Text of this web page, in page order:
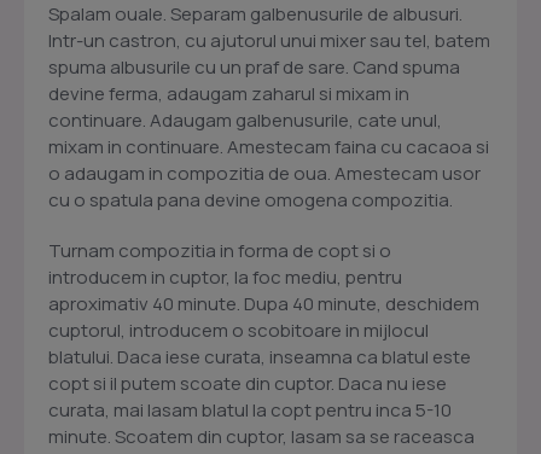
Spalam ouale. Separam galbenusurile de albusuri.
Intr-un castron, cu ajutorul unui mixer sau tel, batem
spuma albusurile cu un praf de sare. Cand spuma
devine ferma, adaugam zaharul si mixam in
continuare. Adaugam galbenusurile, cate unul,
mixam in continuare. Amestecam faina cu cacaoa si
o adaugam in compozitia de oua. Amestecam usor
cu o spatula pana devine omogena compozitia.
Turnam compozitia in forma de copt si o
introducem in cuptor, la foc mediu, pentru
aproximativ 40 minute. Dupa 40 minute, deschidem
cuptorul, introducem o scobitoare in mijlocul
blatului. Daca iese curata, inseamna ca blatul este
copt si il putem scoate din cuptor. Daca nu iese
curata, mai lasam blatul la copt pentru inca 5-10
minute. Scoatem din cuptor, lasam sa se raceasca